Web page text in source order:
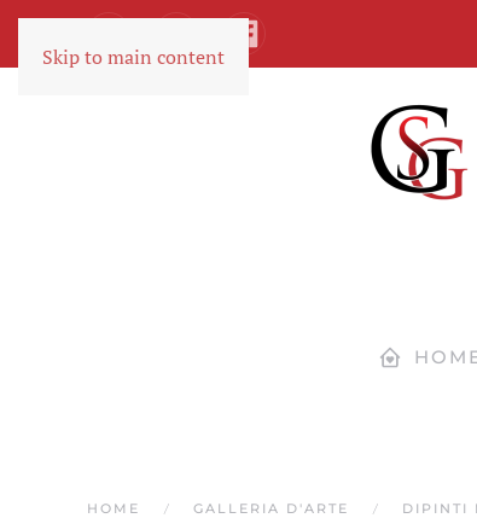
Skip to main content
HOME GALLERIA D'ARTE DIPINTI